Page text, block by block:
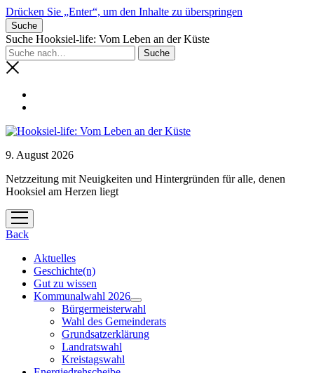
Drücken Sie „Enter“, um den Inhalte zu überspringen
Suche
Suche Hooksiel-life: Vom Leben an der Küste
9. August 2026
Netzzeitung mit Neuigkeiten und Hintergründen für alle, denen
Hooksiel am Herzen liegt
Menü
öffnen
Back
Aktuelles
Geschichte(n)
Gut zu wissen
Kommunalwahl 2026
Menü
öffnen
Bürgermeisterwahl
Wahl des Gemeinderats
Grundsatzerklärung
Landratswahl
Kreistagswahl